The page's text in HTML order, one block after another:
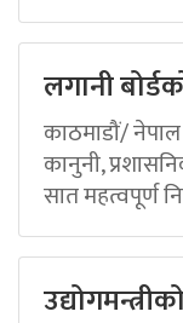
लगानी
काठमाडौं/
कानुनी,
सात महत्वपूर्ण